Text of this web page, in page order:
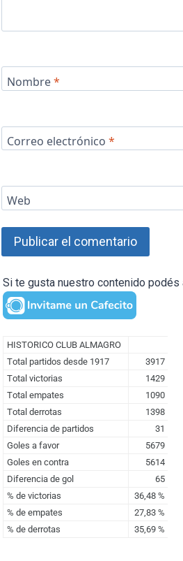
Nombre*
Correo electrónico *
Web
Si te gusta nuestro contenido podés